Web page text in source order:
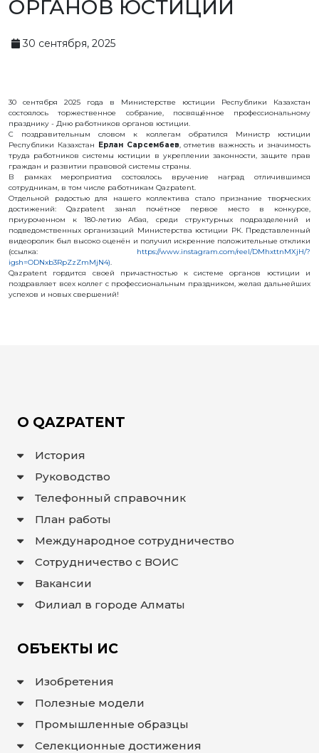
ПОЛЕЗНЫЕ
ДОСТИЖЕНИЯ
ТОВАРНЫЕ
ЗНАКИ
НАИМЕНОВАНИЯ
ПРОИСХОЖДЕНИЯ
ТОВАРОВ
УКАЗАНИЯ
ТОПОЛОГИЯ
ИНТЕГРАЛЬНЫХ
ДОГОВОРЫ
АВТОРСКИЕ
ПРАВА
ПРОИСХОЖДЕНИЯ
КАРТА
ГУ И НМПТ
FAQ/
ВОПРОС
ОРГАНОВ ЮСТИЦИИ
30 сентября, 2025
30 сентября 2025 года в Министерстве юстиции Республики Казахстан
состоялось торжественное собрание, посвящённое профессиональному
празднику - Дню работников органов юстиции.
С поздравительным словом к коллегам обратился Министр юстиции
Республики Казахстан Ерлан Сарсембаев, отметив важность и значимость
труда работников системы юстиции в укреплении законности, защите прав
граждан и развитии правовой системы страны.
В рамках мероприятия состоялось вручение наград отличившимся
сотрудникам, в том числе работникам Qazpatent.
Отдельной радостью для нашего коллектива стало признание творческих
достижений: Qazpatent занял почётное первое место в конкурсе,
приуроченном к 180-летию Абая, среди структурных подразделений и
подведомственных организаций Министерства юстиции РК. Представленный
видеоролик был высоко оценён и получил искренние положительные отклики
(ссылка: https://www.instagram.com/reel/DMhxttnMXjH/?
igsh=ODNxb3RpZzZmMjN4).
Qazpatent гордится своей причастностью к системе органов юстиции и
поздравляет всех коллег с профессиональным праздником, желая дальнейших
успехов и новых свершений!
О QAZPATENT
История
Руководство
Телефонный справочник
План работы
Международное сотрудничество
Сотрудничество с ВОИС
Вакансии
Филиал в городе Алматы
ОБЪЕКТЫ ИС
Изобретения
Полезные модели
Промышленные образцы
Селекционные достижения